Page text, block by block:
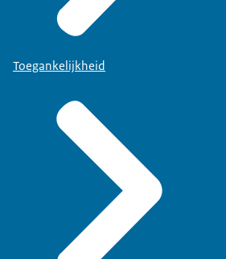
Toegankelijkheid